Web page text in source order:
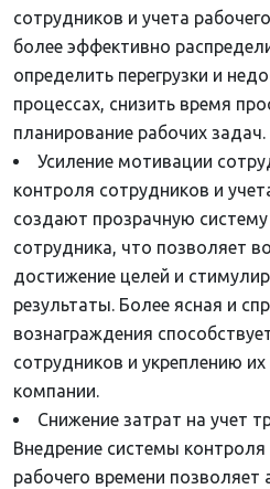
сотрудников и учета
более эффективно
определить перегрузки и
процессах, снизить время
планирование рабочих задач.
Усиление мотивации
контроля сотрудников и
создают прозрачную
сотрудника, что позволяет
достижение целей и
результаты. Более ясная и
вознаграждения
сотрудников и укреплению
компании.
Снижение затрат на учет
Внедрение системы контроля
рабочего времени позволяет